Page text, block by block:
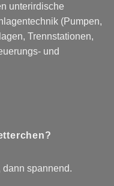
unterirdische
(Pumpen,
Trennstationen,
und
dann spannend.